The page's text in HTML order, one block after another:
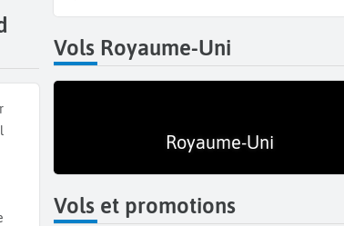
Vols Royaume-Uni
Royaume-Uni
Vols et promotions